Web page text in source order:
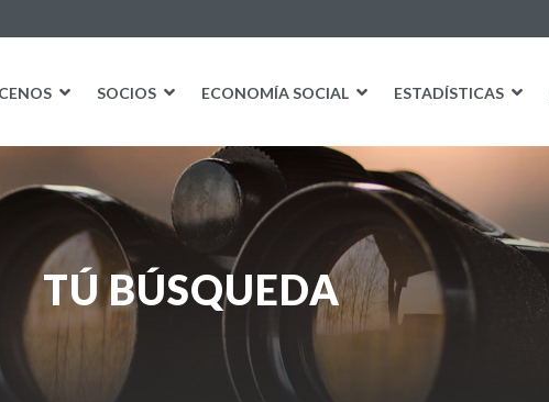
SOCIOS ECONOMÍA SOCIAL ESTADÍSTICAS
TÚ BÚSQUEDA